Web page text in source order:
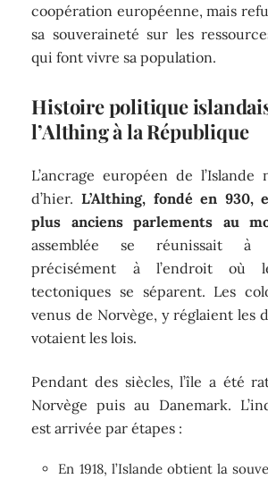
coopération européenne, mais
sa souveraineté sur les
qui font vivre sa population.
Histoire politique
l’Althing à la République
L’ancrage européen de l’Islande
d’hier. L’Althing, fondé en 930,
plus anciens parlements au
assemblée se réunissait à
précisément à l’endroit où
tectoniques se séparent. Les
venus de Norvège, y réglaient les
votaient les lois.
Pendant des siècles, l’île a été
Norvège puis au Danemark.
est arrivée par étapes :
En 1918, l’Islande obtient la